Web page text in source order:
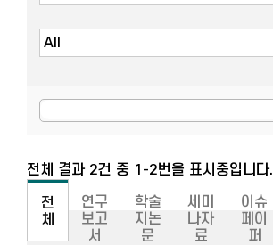
전체 결과 2건 중 1-2번을 표시중입니다.
전
체
연구
보고
서
학술
지논
문
세미
나자
료
이슈
페이
퍼